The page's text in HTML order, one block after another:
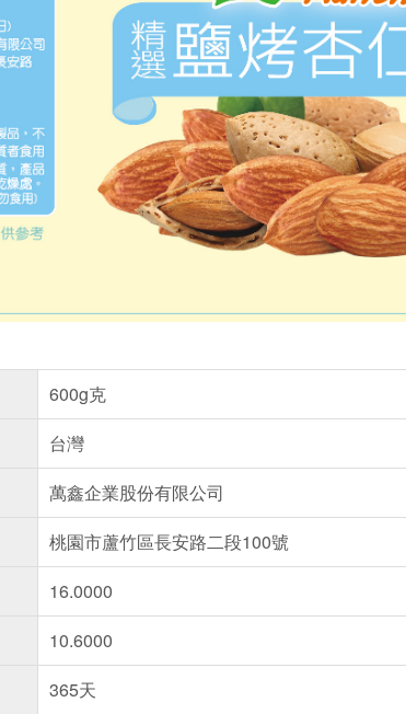
600g克
台灣
萬鑫企業股份有限公司
桃園市蘆竹區長安路二段100號
16.0000
10.6000
365天